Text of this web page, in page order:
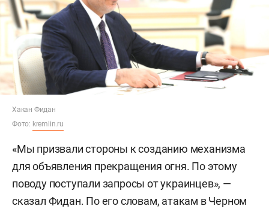
Хакан Фидан
Фото: kremlin.ru
«Мы призвали стороны к созданию механизма
для объявления прекращения огня. По этому
поводу поступали запросы от украинцев», —
сказал Фидан. По его словам, атакам в Черном